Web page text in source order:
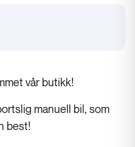
vår butikk!
manuell bil, som
best!